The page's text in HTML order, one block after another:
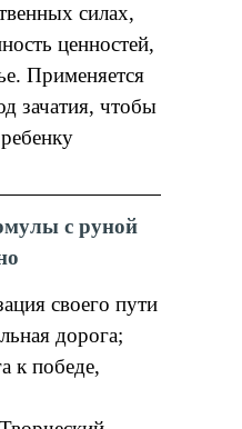
силах,
ценностей,
Применяется
зачатия, чтобы
с руной
своего пути
дорога;
к победе,